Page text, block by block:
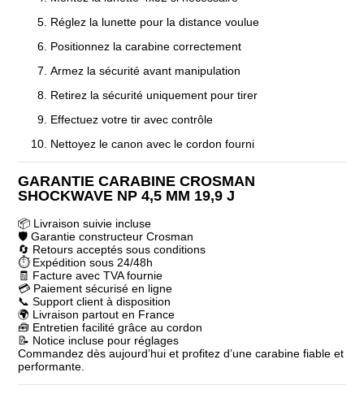
Réglez la lunette pour la distance voulue
Positionnez la carabine correctement
Armez la sécurité avant manipulation
Retirez la sécurité uniquement pour tirer
Effectuez votre tir avec contrôle
Nettoyez le canon avec le cordon fourni
GARANTIE CARABINE CROSMAN
SHOCKWAVE NP 4,5 MM 19,9 J
📦 Livraison suivie incluse
🛡️ Garantie constructeur Crosman
🔄 Retours acceptés sous conditions
⏱️ Expédition sous 24/48h
🧾 Facture avec TVA fournie
💳 Paiement sécurisé en ligne
📞 Support client à disposition
🌍 Livraison partout en France
🧰 Entretien facilité grâce au cordon
📝 Notice incluse pour réglages
Commandez dès aujourd’hui et profitez d’une carabine fiable et
performante.